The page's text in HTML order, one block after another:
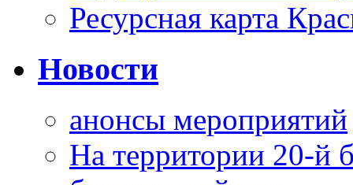
Ресурсная карта
Новости
анонсы мероприятий
На территории 20-й